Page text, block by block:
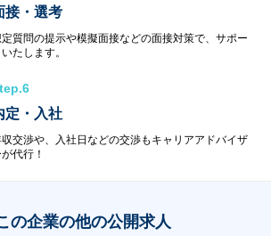
接・選考
質問の提示や模擬面接などの面接対策で、サポー
いたします。
定・入社
交渉や、入社日などの交渉もキャリアアドバイザ
代行！
の企業の他の公開求人